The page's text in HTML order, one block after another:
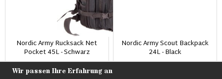
Nordic Army Rucksack Net
Pocket 45L - Schwarz
€50.08
Nordic Army Scout Backpack
24L - Black
Wir passen Ihre Erfahrung an